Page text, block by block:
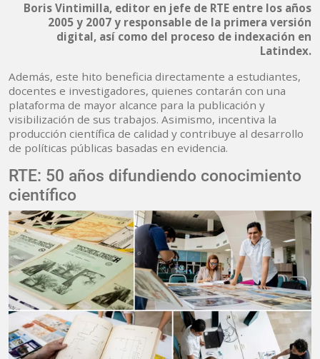
Boris Vintimilla, editor en jefe de RTE entre los años
2005 y 2007 y responsable de la primera versión
digital, así como del proceso de indexación en
Latindex.
Además, este hito beneficia directamente a estudiantes,
docentes e investigadores, quienes contarán con una
plataforma de mayor alcance para la publicación y
visibilización de sus trabajos. Asimismo, incentiva la
producción científica de calidad y contribuye al desarrollo
de políticas públicas basadas en evidencia.
RTE: 50 años difundiendo conocimiento
científico